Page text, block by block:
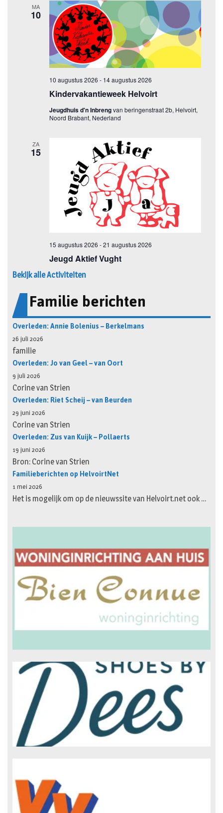
Bekijk alle Activiteiten
Familie berichten
Overleden: Annie Bolenius – Berkelmans
26 juli 2026
familie
Overleden: Jo van Geel – van Oort
9 juli 2026
Corine van Strien
Overleden: Riet Scheij – van Beurden
29 juni 2026
Corine van Strien
Overleden: Zus van Kuijk – Pollaerts
19 juni 2026
Bron: Corine van Strien
Familieberichten op HelvoirtNet
1 mei 2026
Het is mogelijk om op de nieuwssite van Helvoirt.net ook …